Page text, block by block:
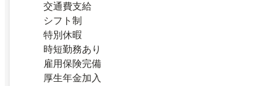
交通費支給
シフト制
特別休暇
時短勤務あり
雇用保険完備
厚生年金加入